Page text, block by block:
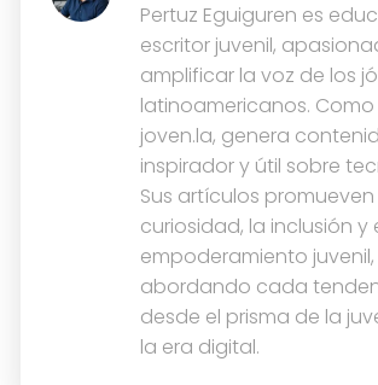
Pertuz Eguiguren es
escritor juvenil,
amplificar la voz de los
latinoamericanos.
joven.la, genera
inspirador y útil sobre
Sus artículos promueven
curiosidad, la inclusión y
empoderamiento juvenil,
abordando cada
desde el prisma de la
la era digital.